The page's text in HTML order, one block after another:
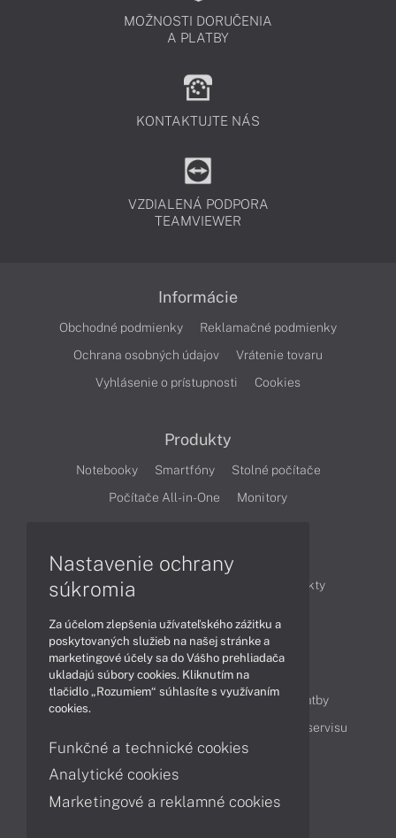
MOŽNOSTI DORUČENIA
A PLATBY
KONTAKTUJTE NÁS
VZDIALENÁ PODPORA
TEAMVIEWER
Informácie
Obchodné podmienky
Reklamačné podmienky
Ochrana osobných údajov
Vrátenie tovaru
Vyhlásenie o prístupnosti
Cookies
Produkty
Notebooky Smartfóny
Stolné počítače
Počítače All-in-One
Monitory
Články
Obchodné informácie
Produkty
Obsah
Ako nakupovať
Možnosti doručenia a platby
Cenník servisu
Kontakty
Nastavenie ochrany
súkromia
Za účelom zlepšenia užívateľského zážitku a
poskytovaných služieb na našej stránke a
marketingové účely sa do Vášho prehliadača
ukladajú súbory cookies. Kliknutím na
tlačidlo „Rozumiem“ súhlasíte s využívaním
cookies.
Funkčné a technické cookies
Analytické cookies
Marketingové a reklamné cookies